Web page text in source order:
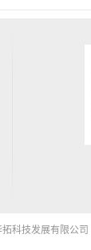
科技发展有限公司 |